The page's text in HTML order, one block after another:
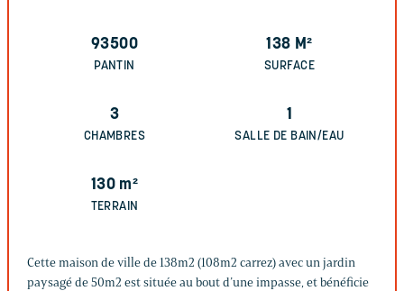
93500
PANTIN
138 M²
SURFACE
3
CHAMBRES
1
SALLE DE BAIN/EAU
130 m²
TERRAIN
Cette maison de ville de 138m2 (108m2 carrez) avec un jardin
paysagé de 50m2 est située au bout d’une impasse, et bénéficie